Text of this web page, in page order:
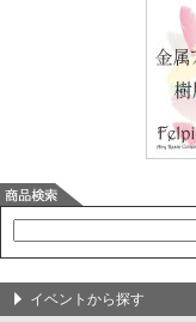
イベントから探す